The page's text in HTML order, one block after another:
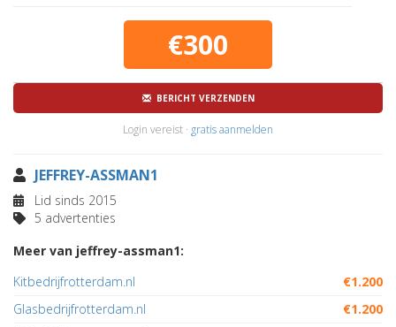
€300
BERICHT VERZENDEN
Login vereist · gratis aanmelden
JEFFREY-ASSMAN1
Lid sinds 2015
5 advertenties
Meer van jeffrey-assman1:
Kitbedrijfrotterdam.nl
€1.200
Glasbedrijfrotterdam.nl
€1.200